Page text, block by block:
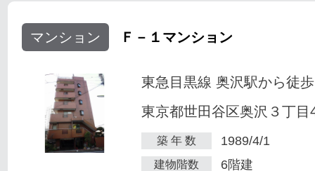
マンション Ｆ－１マンション
東急目黒線 奥沢駅から徒
東京都世田谷区奥沢３丁目
築 年 数 1989/4/1
建物階数 6階建